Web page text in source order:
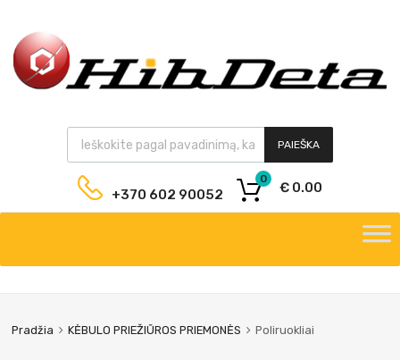
PAIEŠKA
+370 602 90052 € 0.00
0
Pradžia KĖBULO PRIEŽIŪROS PRIEMONĖS Poliruokliai